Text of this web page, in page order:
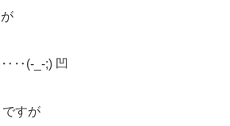
‥‥(-_-;) 凹
ですが